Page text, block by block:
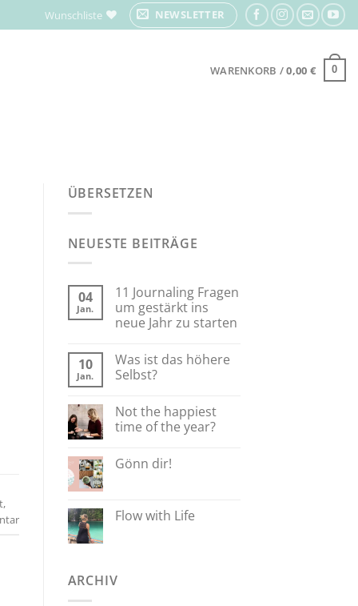
Wunschliste NEWSLETTER
WARENKORB /0,00 € 0
,
ÜBERSETZEN
NEUESTE BEITRÄGE
04
Jan.
11 Journaling Fragen
um gestärkt ins
neue Jahr zu starten
10
Jan.
Was ist das höhere
Selbst?
Not the happiest
time of the year?
Gönn dir!
Flow with Life
ARCHIV